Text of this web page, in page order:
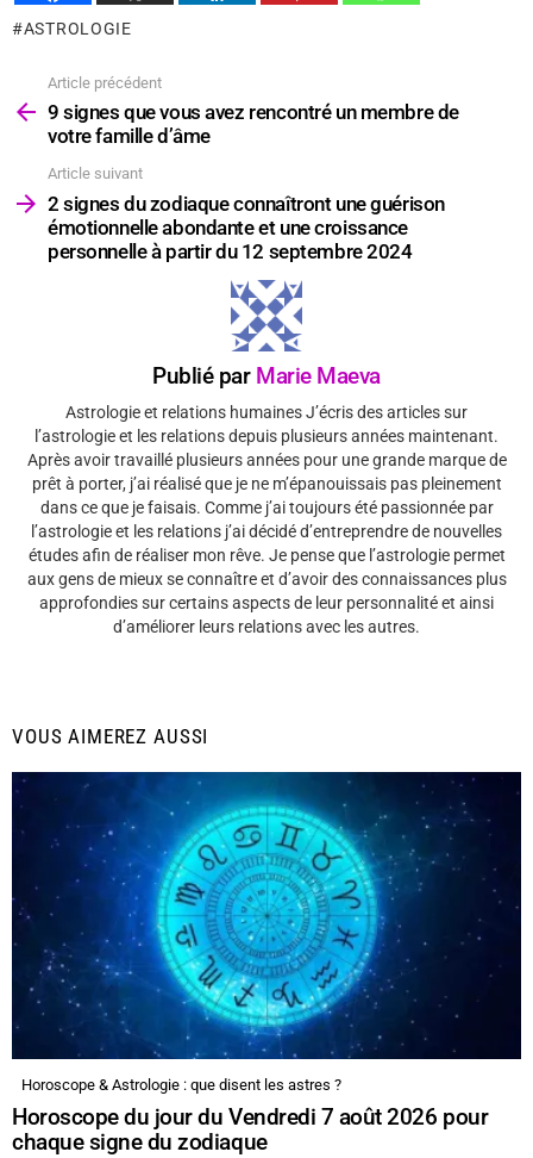
ASTROLOGIE
plus
Article précédent
9 signes que vous avez rencontré un membre de
votre famille d’âme
Article suivant
2 signes du zodiaque connaîtront une guérison
émotionnelle abondante et une croissance
personnelle à partir du 12 septembre 2024
Publié par Marie Maeva
Astrologie et relations humaines J’écris des articles sur
l’astrologie et les relations depuis plusieurs années maintenant.
Après avoir travaillé plusieurs années pour une grande marque de
prêt à porter, j’ai réalisé que je ne m’épanouissais pas pleinement
dans ce que je faisais. Comme j’ai toujours été passionnée par
l’astrologie et les relations j’ai décidé d’entreprendre de nouvelles
études afin de réaliser mon rêve. Je pense que l’astrologie permet
aux gens de mieux se connaître et d’avoir des connaissances plus
approfondies sur certains aspects de leur personnalité et ainsi
d’améliorer leurs relations avec les autres.
VOUS AIMEREZ AUSSI
Horoscope & Astrologie : que disent les astres ?
Horoscope du jour du Vendredi 7 août 2026 pour
chaque signe du zodiaque